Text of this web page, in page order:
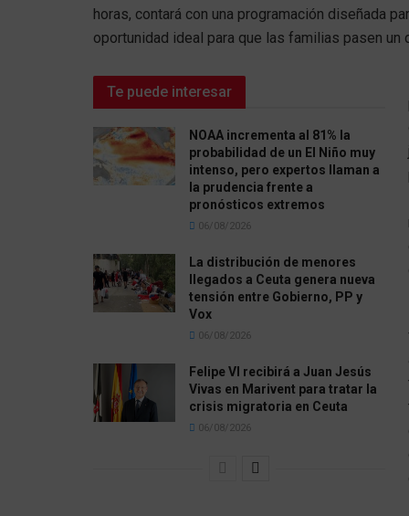
horas, contará con una programación diseñada
oportunidad ideal para que las familias pasen
Te puede interesar
NOAA incrementa al 81% la
probabilidad de un El Niño muy
intenso, pero expertos llaman a
la prudencia frente a
pronósticos extremos
06/08/2026
La distribución de menores
llegados a Ceuta genera nueva
tensión entre Gobierno, PP y
Vox
06/08/2026
Felipe VI recibirá a Juan Jesús
Vivas en Marivent para tratar la
crisis migratoria en Ceuta
06/08/2026